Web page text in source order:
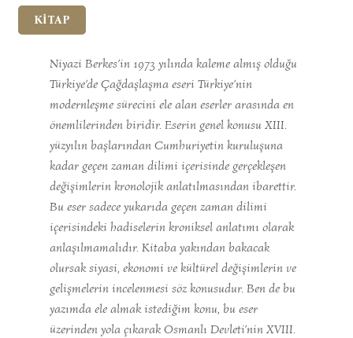
KİTAP
Niyazi Berkes’in 1973 yılında kaleme almış olduğu
Türkiye’de Çağdaşlaşma eseri Türkiye’nin
modernleşme sürecini ele alan eserler arasında en
önemlilerinden biridir. Eserin genel konusu XIII.
yüzyılın başlarından Cumhuriyetin kuruluşuna
kadar geçen zaman dilimi içerisinde gerçekleşen
değişimlerin kronolojik anlatılmasından ibarettir.
Bu eser sadece yukarıda geçen zaman dilimi
içerisindeki hadiselerin kroniksel anlatımı olarak
anlaşılmamalıdır. Kitaba yakından bakacak
olursak siyasi, ekonomi ve kültürel değişimlerin ve
gelişmelerin incelenmesi söz konusudur. Ben de bu
yazımda ele almak istediğim konu, bu eser
üzerinden yola çıkarak Osmanlı Devleti’nin XVIII.